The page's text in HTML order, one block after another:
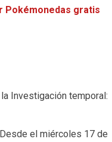
Pokémonedas gratis
Investigación temporal:
el miércoles 17 de